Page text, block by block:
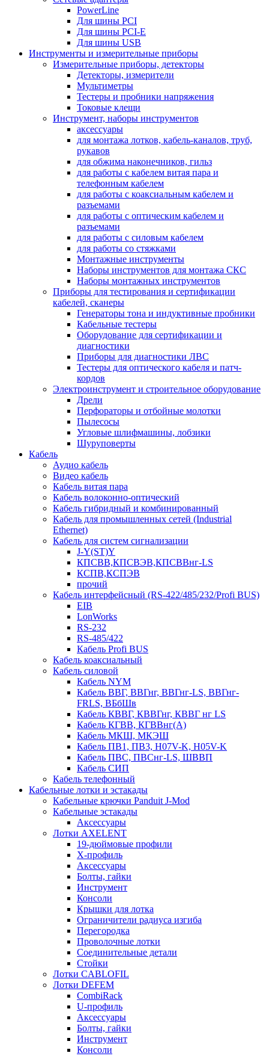
PowerLine
Для шины PCI
Для шины PCI-E
Для шины USB
Инструменты и измерительные приборы
Измерительные приборы, детекторы
Детекторы, измерители
Мультиметры
Тестеры и пробники напряжения
Токовые клещи
Инструмент, наборы инструментов
аксессуары
для монтажа лотков, кабель-каналов, труб,
рукавов
для обжима наконечников, гильз
для работы с кабелем витая пара и
телефонным кабелем
для работы с коаксиальным кабелем и
разъемами
для работы с оптическим кабелем и
разъемами
для работы с силовым кабелем
для работы со стяжками
Монтажные инструменты
Наборы инструментов для монтажа СКС
Наборы монтажных инструментов
Приборы для тестирования и сертификации
кабелей, сканеры
Генераторы тона и индуктивные пробники
Кабельные тестеры
Оборудование для сертификации и
диагностики
Приборы для диагностики ЛВС
Тестеры для оптического кабеля и патч-
кордов
Электроинструмент и строительное оборудование
Дрели
Перфораторы и отбойные молотки
Пылесосы
Угловые шлифмашины, лобзики
Шуруповерты
Кабель
Аудио кабель
Видео кабель
Кабель витая пара
Кабель волоконно-оптический
Кабель гибридный и комбинированный
Кабель для промышленных сетей (Industrial
Ethernet)
Кабель для систем сигнализации
J-Y(ST)Y
КПСВВ,КПСВЭВ,КПСВВнг-LS
КСПВ,КСПЭВ
прочий
Кабель интерфейсный (RS-422/485/232/Profi BUS)
EIB
LonWorks
RS-232
RS-485/422
Кабель Profi BUS
Кабель коаксиальный
Кабель силовой
Кабель NYM
Кабель ВВГ, ВВГнг, ВВГнг-LS, ВВГнг-
FRLS, ВБбШв
Кабель КВВГ, КВВГнг, КВВГ нг LS
Кабель КГВВ, КГВВнг(А)
Кабель МКШ, МКЭШ
Кабель ПВ1, ПВ3, H07V-K, H05V-K
Кабель ПВС, ПВСнг-LS, ШВВП
Кабель СИП
Кабель телефонный
Кабельные лотки и эстакады
Кабельные крючки Panduit J-Mod
Кабельные эстакады
Аксессуары
Лотки AXELENT
19-дюймовые профили
X-профиль
Аксессуары
Болты, гайки
Инструмент
Консоли
Крышки для лотка
Ограничители радиуса изгиба
Перегородка
Проволочные лотки
Соединительные детали
Стойки
Лотки CABLOFIL
Лотки DEFEM
CombiRack
U-профиль
Аксессуары
Болты, гайки
Инструмент
Консоли